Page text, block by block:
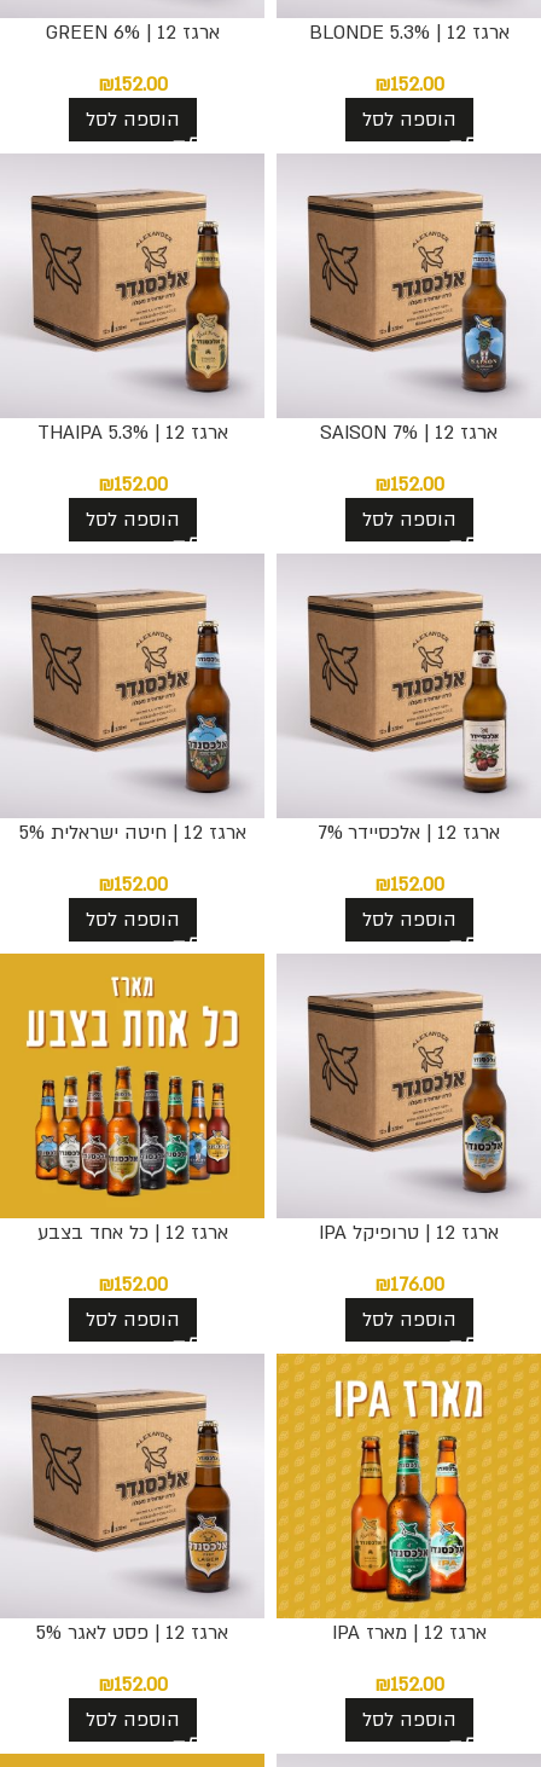
ארגז 12 | BLONDE 5.3%
₪152.00
הוספה לסל
ארגז 12 | GREEN 6%
₪152.00
הוספה לסל
ארגז 12 | SAISON 7%
₪152.00
הוספה לסל
ארגז 12 | THAIPA 5.3%
₪152.00
הוספה לסל
ארגז 12 | אלכסיידר 7%
₪152.00
הוספה לסל
ארגז 12 | חיטה ישראלית 5%
₪152.00
הוספה לסל
ארגז 12 | טרופיקל IPA
₪176.00
הוספה לסל
ארגז 12 | כל אחד בצבע
₪152.00
הוספה לסל
ארגז 12 | מארז IPA
₪152.00
הוספה לסל
ארגז 12 | פסט לאגר 5%
₪152.00
הוספה לסל